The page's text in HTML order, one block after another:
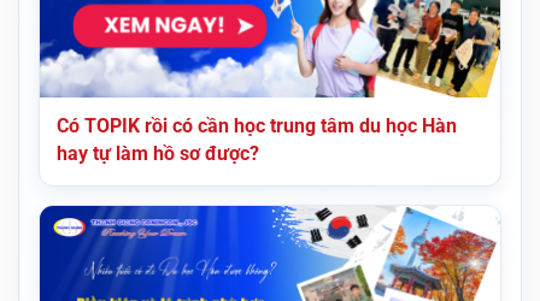
Có TOPIK rồi có cần học trung tâm du học Hàn
hay tự làm hồ sơ được?